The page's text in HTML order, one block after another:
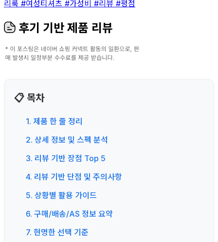
리룩 #여성티셔츠 #가성비 #리뷰 #평점
후기 기반 제품 리뷰
📋 목차
1. 제품 한 줄 정리
2. 상세 정보 및 스펙 분석
3. 리뷰 기반 장점 Top 5
4. 리뷰 기반 단점 및 주의사항
5. 상황별 활용 가이드
6. 구매/배송/AS 정보 요약
7. 현명한 선택 기준